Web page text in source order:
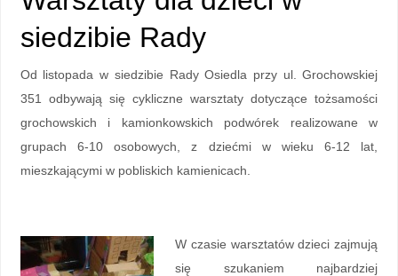
siedzibie Rady
Od listopada w siedzibie Rady Osiedla przy ul. Grochowskiej
351 odbywają się cykliczne warsztaty dotyczące tożsamości
grochowskich i kamionkowskich podwórek realizowane w
grupach 6-10 osobowych, z dziećmi w wieku 6-12 lat,
mieszkającymi w pobliskich kamienicach.
W czasie warsztatów dzieci zajmują
się szukaniem najbardziej